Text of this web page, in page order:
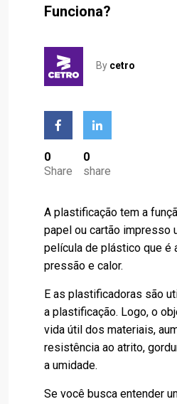
Funciona?
By cetro
0
Share
0
share
A plastificação tem a
papel ou cartão impresso
película de plástico que é
pressão e calor.
E as plastificadoras são
a plastificação. Logo, o
vida útil dos materiais,
resistência ao atrito,
a umidade.
Se você busca entender